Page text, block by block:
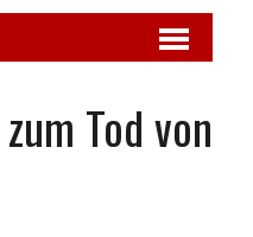
Tod von